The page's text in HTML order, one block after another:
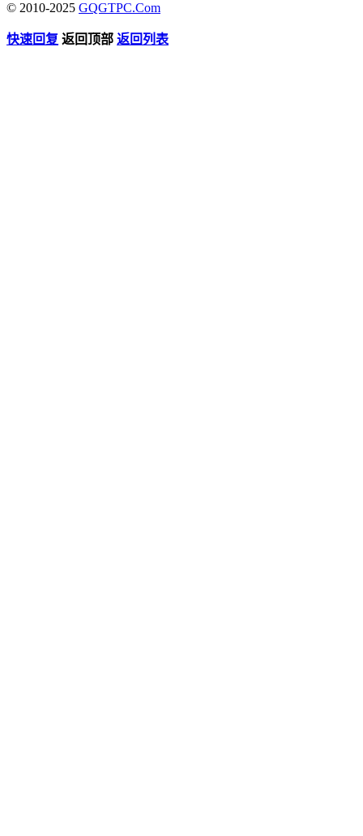
© 2010-2025 GQGTPC.Com
快速回复 返回顶部 返回列表